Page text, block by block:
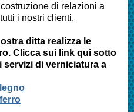
di relazioni a
i nostri clienti.
ditta realizza le
Clicca sui link qui sotto
servizi di verniciatura a